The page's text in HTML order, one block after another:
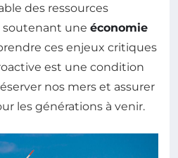
des ressources
une économie
ces enjeux critiques
est une condition
nos mers et assurer
les générations à venir.